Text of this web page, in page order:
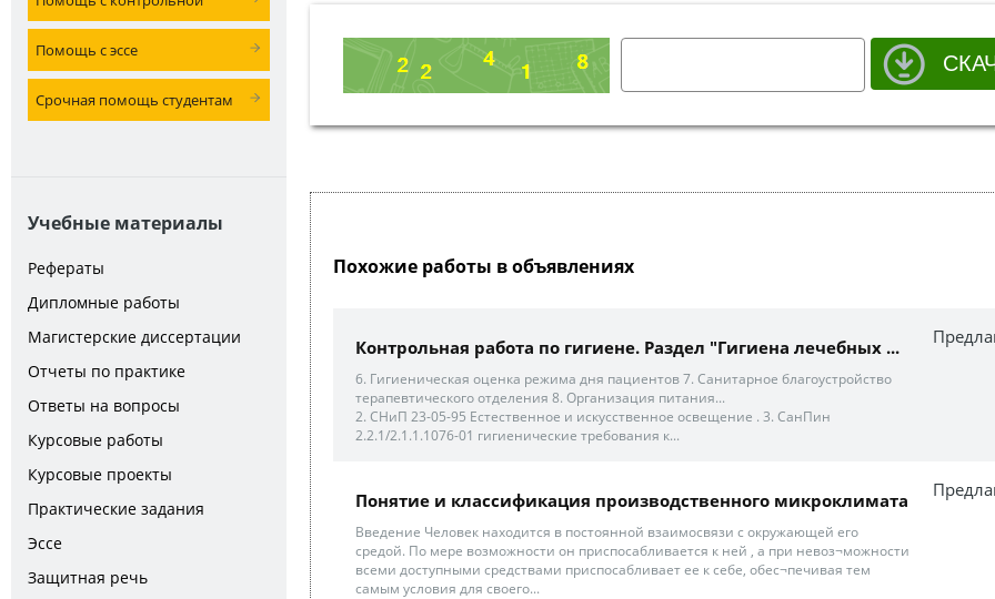
Помощь с эссе
Срочная помощь студентам
Учебные материалы
Рефераты
Дипломные работы
Магистерские диссертации
Отчеты по практике
Ответы на вопросы
Курсовые работы
Курсовые проекты
Практические задания
Эссе
Защитная речь
Похожие работы в объявлениях
Контрольная работа по гигиене. Раздел "Гигиена лечебных ...
6. Гигиеническая оценка режима дня пациентов 7. Санитарное благоустройство
терапевтического отделения 8. Организация питания...
2. СНиП 23-05-95 Естественное и искусственное освещение . 3. СанПин
2.2.1/2.1.1.1076-01 гигиенические требования к...
Понятие и классификация производственного микроклимата
Введение Человек находится в постоянной взаимосвязи с окружающей его
средой. По мере возможности он приспосабливается к ней , а при невоз¬можности
всеми доступными средствами приспосабливает ее к себе, обес¬печивая тем
самым условия для своего...